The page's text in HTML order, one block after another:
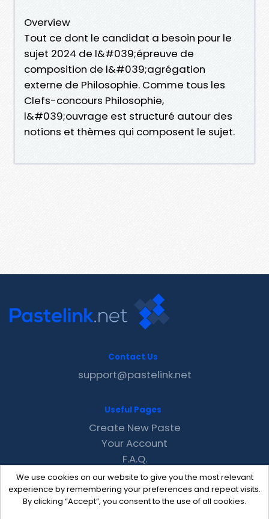
Overview
Tout ce dont le candidat a besoin pour le
sujet 2024 de l&#039;épreuve de
composition de l&#039;agrégation
externe de Philosophie. Comme tous les
Clefs-concours Philosophie,
l&#039;ouvrage est structuré autour des
notions et thèmes qui composent le sujet.
We use cookies on our website to give you the most relevant
experience by remembering your preferences and repeat visits.
By clicking “Accept”, you consent to the use of all cookies.
Contact Us
support@pastelink.net
Useful Pages
Create New Paste
Your Account
F.A.Q.
Recent
Contact